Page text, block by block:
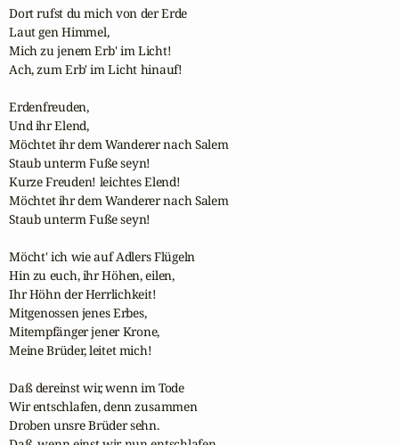
Dort rufst du mich von der Erde
Laut gen Himmel,
Mich zu jenem Erb' im Licht!
Ach, zum Erb' im Licht hinauf!
Erdenfreuden,
Und ihr Elend,
Möchtet ihr dem Wanderer nach Salem
Staub unterm Fuße seyn!
Kurze Freuden! leichtes Elend!
Möchtet ihr dem Wanderer nach Salem
Staub unterm Fuße seyn!
Möcht' ich wie auf Adlers Flügeln
Hin zu euch, ihr Höhen, eilen,
Ihr Höhn der Herrlichkeit!
Mitgenossen jenes Erbes,
Mitempfänger jener Krone,
Meine Brüder, leitet mich!
Daß dereinst wir, wenn im Tode
Wir entschlafen, denn zusammen
Droben unsre Brüder sehn.